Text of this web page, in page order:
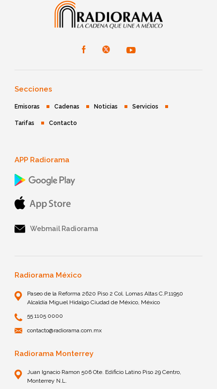
Secciones
Emisoras Cadenas Noticias Servicios
Tarifas Contacto
APP Radiorama
Webmail Radiorama
Radiorama México
Paseo de la Reforma 2620 Piso 2 Col. Lomas Altas C.P.11950
Alcaldía Miguel Hidalgo Ciudad de México, México
55 1105 0000
contacto@radiorama.com.mx
Radiorama Monterrey
Juan Ignacio Ramon 506 Ote. Edificio Latino Piso 29 Centro,
Monterrey N.L.